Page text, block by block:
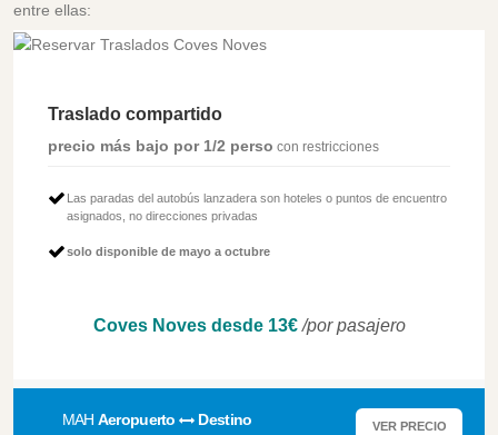
entre ellas:
Traslado compartido
precio más bajo por 1/2 perso con restricciones
Las paradas del autobús lanzadera son hoteles o puntos de encuentro
asignados, no direcciones privadas
solo disponible de mayo a octubre
Coves Noves desde 13€/por pasajero
MAH Aeropuerto Destino
VER PRECIO